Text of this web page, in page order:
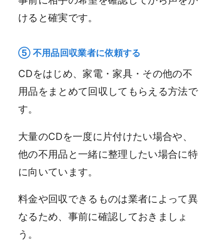
けると確実です。
⑤ 不用品回収業者に依頼する
CDをはじめ、家電・家具・その他の不
用品をまとめて回収してもらえる方法で
す。
大量のCDを一度に片付けたい場合や、
他の不用品と一緒に整理したい場合に特
に向いています。
料金や回収できるものは業者によって異
なるため、事前に確認しておきましょ
う。